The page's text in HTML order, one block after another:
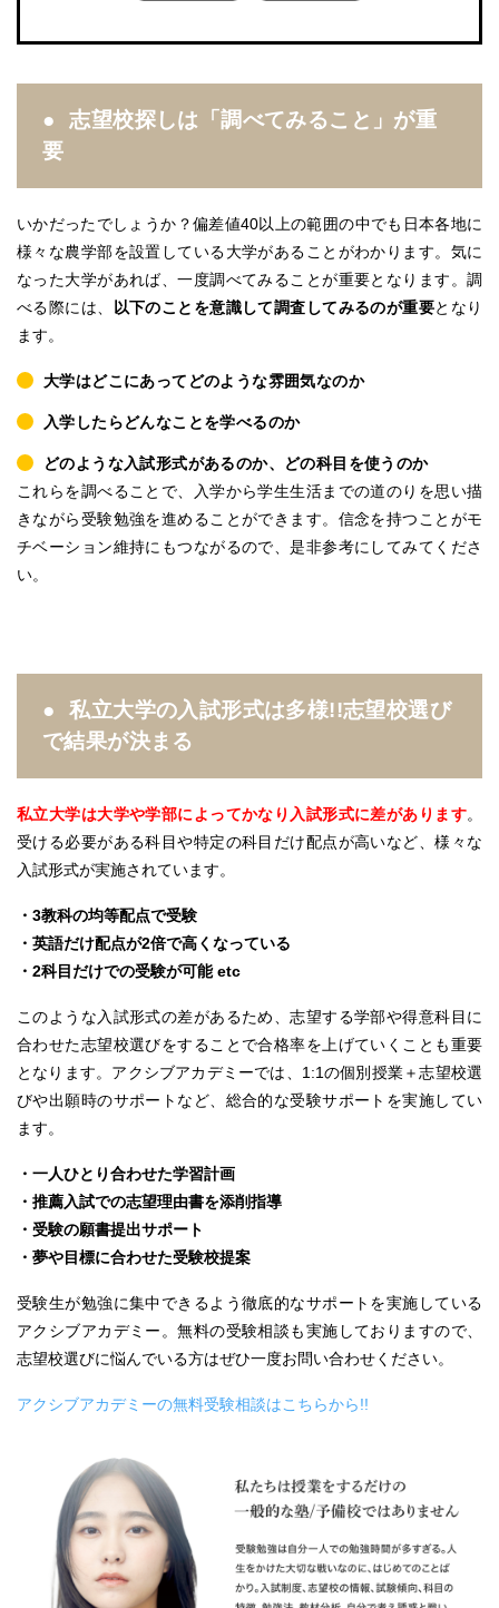
志望校探しは「調べてみること」が重
要
いかだったでしょうか？偏差値40以上の範囲の中でも日本各地に
様々な農学部を設置している大学があることがわかります。 気に
なった大学があれば、一度調べてみることが重要となります 。調
べる際には、
以下のことを意識して調査してみるのが重要となり
ます。
大学はどこにあってどのような雰囲気なのか
入学したらどんなことを学べるのか
どのような入試形式があるのか、どの科目を使うのか
これらを調べることで、入学から学生生活までの道のりを思い描
きながら受験勉強を進めることができます。 信念を持つことがモ
チベーション維持にもつながるので、是非参考にしてみてくださ
い。
私立大学の入試形式は多様!!志望校選び
で結果が決まる
私立大学は大学や学部によってかなり入試形式に差があります。
受ける必要がある科目や特定の科目だけ配点が高いなど、様々な
入試形式が実施されています。
・3教科の均等配点で受験
・英語だけ配点が2倍で高くなっている
・2科目だけでの受験が可能 etc
このような入試形式の差があるため、志望する学部や得意科目に
合わせた志望校選びをすることで合格率を上げていくことも重要
となります。アクシブアカデミーでは、1:1の個別授業＋志望校選
びや出願時のサポートなど、総合的な受験サポートを実施してい
ます。
・一人ひとり合わせた学習計画
・推薦入試での志望理由書を添削指導
・受験の願書提出サポート
・夢や目標に合わせた受験校提案
受験生が勉強に集中できるよう徹底的なサポートを実施している
アクシブアカデミー。無料の受験相談も実施しておりますので、
志望校選びに悩んでいる方はぜひ一度お問い合わせください。
アクシブアカデミーの無料受験相談はこちらから!!